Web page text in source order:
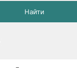
Найти